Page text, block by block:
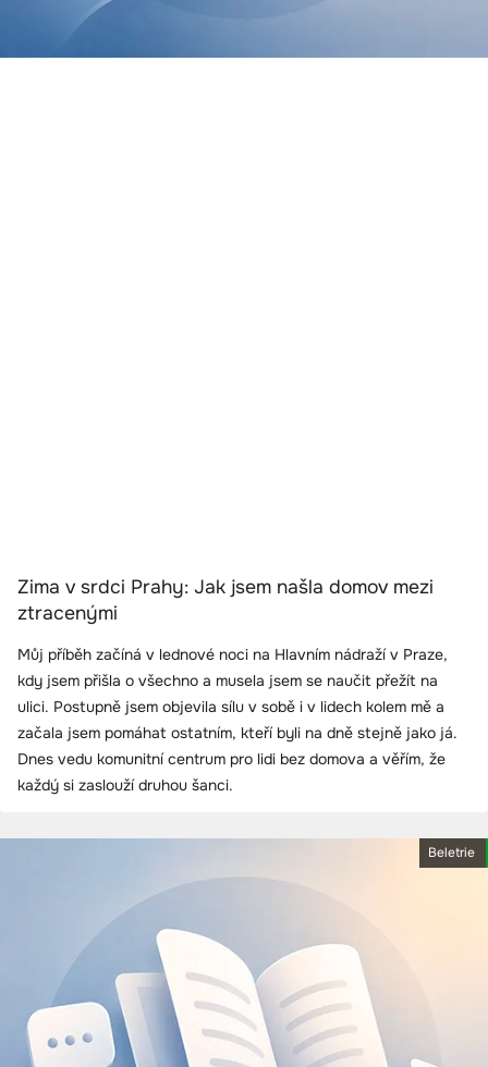
Zima v srdci Prahy: Jak jsem našla domov mezi
ztracenými
Můj příběh začíná v lednové noci na Hlavním nádraží v Praze,
kdy jsem přišla o všechno a musela jsem se naučit přežít na
ulici. Postupně jsem objevila sílu v sobě i v lidech kolem mě a
začala jsem pomáhat ostatním, kteří byli na dně stejně jako já.
Dnes vedu komunitní centrum pro lidi bez domova a věřím, že
každý si zaslouží druhou šanci.
Beletrie